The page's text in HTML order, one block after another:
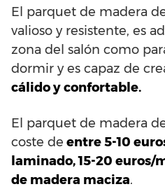
El parquet de madera
valioso y resistente, es
zona del salón como
dormir y es capaz de
cálido y confortable.
El parquet de madera
coste de entre 5-10
laminado, 15-20 euros/
de madera maciza.